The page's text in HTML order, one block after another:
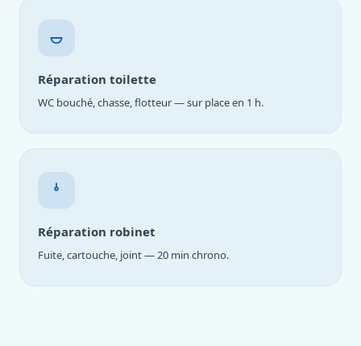
Réparation toilette
WC bouché, chasse, flotteur — sur place en 1 h.
Réparation robinet
Fuite, cartouche, joint — 20 min chrono.